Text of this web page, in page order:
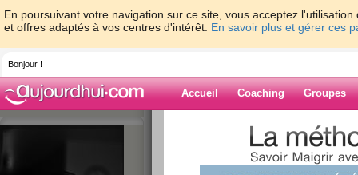
En poursuivant votre navigation sur ce site, vous acceptez
et offres adaptés à vos centres d'intérêt. En savoir plus et gérer ces
Bonjour !
Accueil Coaching Groupes
> Dame-Polgara
Blog de Dame-